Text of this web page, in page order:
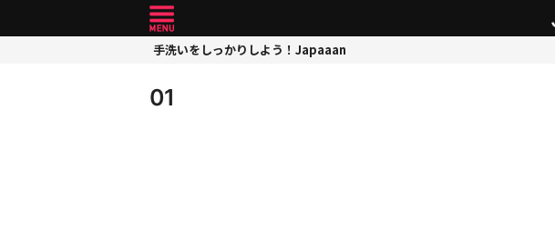
手洗いをしっかりしよう！Japaaan
01